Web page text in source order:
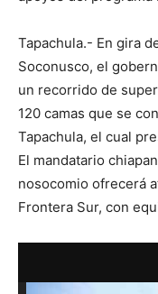
Tapachula.- En gira
Soconusco, el
un recorrido de
120 camas que se
Tapachula, el cual
El mandatario
nosocomio ofrecerá
Frontera Sur, con